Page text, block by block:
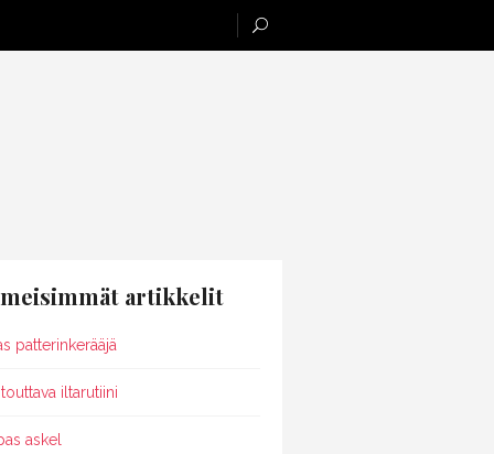
artikkelit
patterinkerääjä
iltarutiini
askel